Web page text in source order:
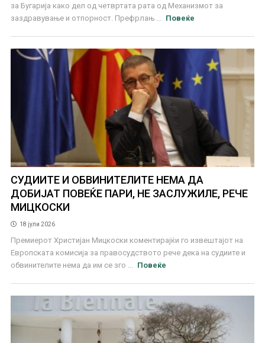
за Бугарија како дел од четвртата рата од Механизмот за
заздравување и отпорност. Префрлањ ...
Повеќе
СУДИИТЕ И ОБВИНИТЕЛИТЕ НЕМА ДА
ДОБИЈАТ ПОВЕЌЕ ПАРИ, НЕ ЗАСЛУЖИЛЕ, РЕЧЕ
МИЦКОСКИ
18 јули 2026
Премиерот Христијан Мицкоски коментирајќи го извештајот на
Европската комисија за правосудството рече дека на судиите и
обвинителите нема да им се зго ...
Повеќе